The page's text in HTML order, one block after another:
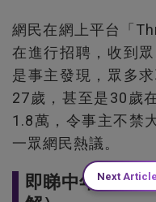
網民在網上平台「
在進行招聘，收到
是事主發現，眾多
27歲，甚至是30歲
1.8萬，令事主不禁
一眾網民熱議。
即睇中年失業
Next Article